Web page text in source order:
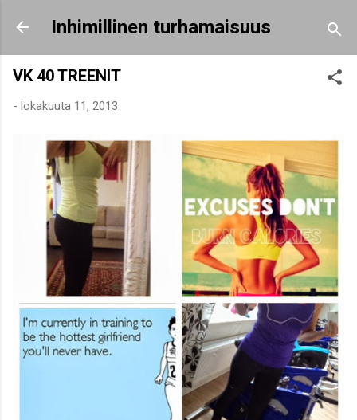
Siirry pääsisältöön
Inhimillinen turhamaisuus
VK 40 TREENIT
- lokakuuta 11, 2013